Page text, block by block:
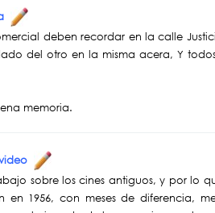
deben recordar en la calle
del otro en la misma acera, Y
memoria.
sobre los cines antiguos, y por lo
en 1956, con meses de diferencia,